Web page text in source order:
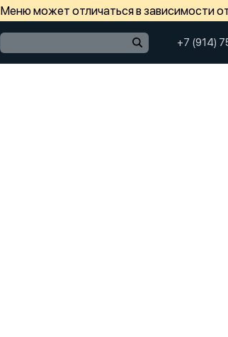
Меню может отличаться в зависимости
+7 (914)